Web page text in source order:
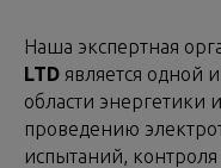
Наша экспертная
LTD является одной
области энергетики
проведению
испытаний,